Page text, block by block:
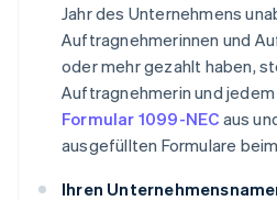
Jahr des Unternehmens
Auftragnehmerinnen und
oder mehr gezahlt haben,
Auftragnehmerin und
Formular 1099-NEC aus
ausgefüllten Formulare beim
Ihren